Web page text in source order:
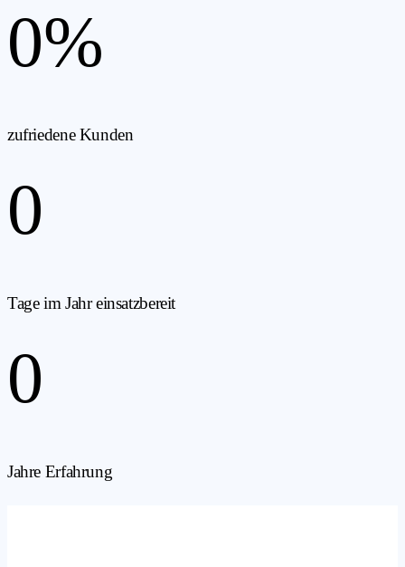
0%
zufriedene Kunden
0
Tage im Jahr einsatzbereit
0
Jahre Erfahrung